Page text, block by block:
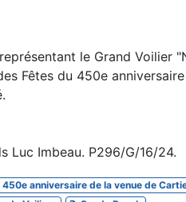
le Grand Voilier
Fêtes du 450e
Luc Imbeau. P296/G/16/24.
450e anniversaire de la venue de